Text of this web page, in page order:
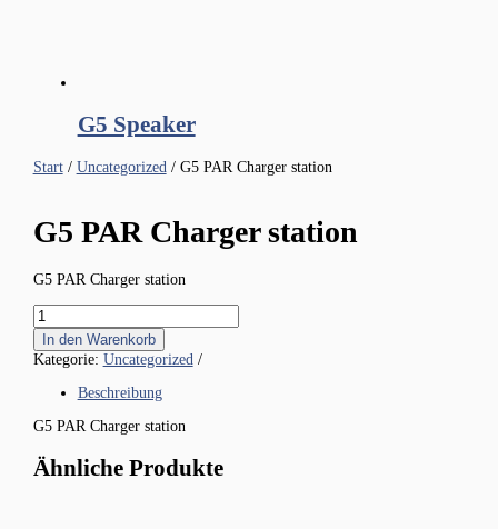
G5 Speaker
Start/ Uncategorized / G5 PAR Charger station
G5 PAR Charger station
G5 PAR Charger station
G5
PAR
Charger
station
In den Warenkorb
Kategorie: Uncategorized
Beschreibung
G5 PAR Charger station
Ähnliche Produkte